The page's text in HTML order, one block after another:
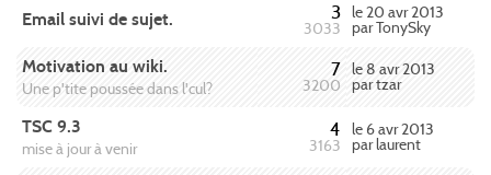
Email suivi de sujet. 3
3033
le 20 avr 2013
par TonySky
Motivation au wiki.
Une p'tite poussée dans l'cul?
7
3200
le 8 avr 2013
par tzar
TSC 9.3
mise à jour à venir
4
3163
le 6 avr 2013
par laurent